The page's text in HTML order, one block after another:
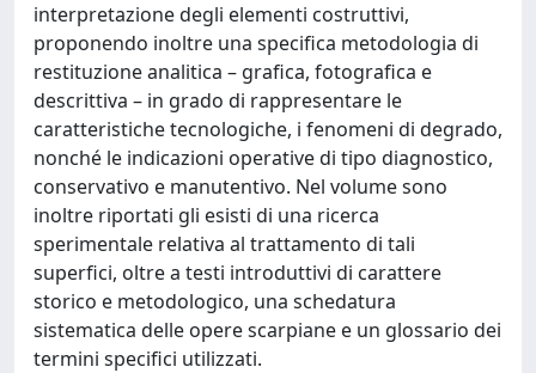
interpretazione degli elementi costruttivi,
proponendo inoltre una specifica metodologia di
restituzione analitica – grafica, fotografica e
descrittiva – in grado di rappresentare le
caratteristiche tecnologiche, i fenomeni di degrado,
nonché le indicazioni operative di tipo diagnostico,
conservativo e manutentivo. Nel volume sono
inoltre riportati gli esisti di una ricerca
sperimentale relativa al trattamento di tali
superfici, oltre a testi introduttivi di carattere
storico e metodologico, una schedatura
sistematica delle opere scarpiane e un glossario dei
termini specifici utilizzati.